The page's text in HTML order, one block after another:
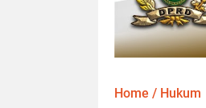
Home / Hukum